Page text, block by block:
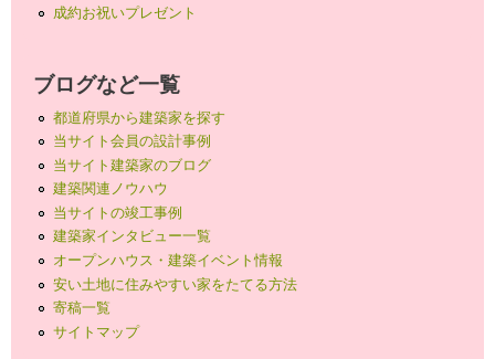
成約お祝いプレゼント
ブログなど一覧
都道府県から建築家を探す
当サイト会員の設計事例
当サイト建築家のブログ
建築関連ノウハウ
当サイトの竣工事例
建築家インタビュー一覧
オープンハウス・建築イベント情報
安い土地に住みやすい家をたてる方法
寄稿一覧
サイトマップ